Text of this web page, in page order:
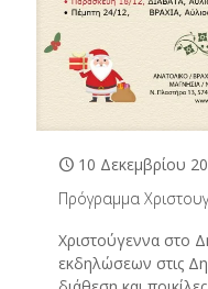
10 Δεκεμβρίου
Πρόγραμμα
Χριστούγεννα στο
εκδηλώσεων στις